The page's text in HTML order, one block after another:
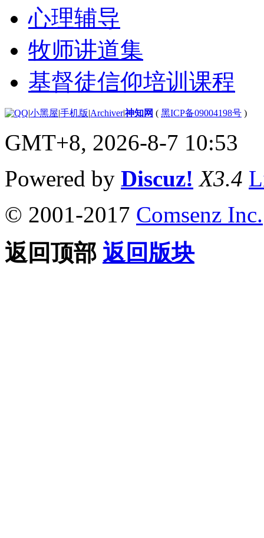
心理辅导
牧师讲道集
基督徒信仰培训课程
|小黑屋|手机版|Archiver|神知网 ( 黑ICP备09004198号 )
GMT+8, 2026-8-7 10:53
Powered by Discuz! X3.4
© 2001-2017 Comsenz Inc.
返回顶部 返回版块